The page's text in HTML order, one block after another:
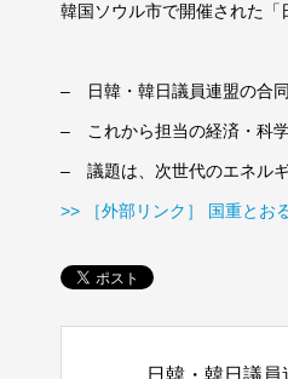
韓国ソウル市で開催された
– 日韓・韓日議員連盟の合同
– これから担当の経済・科学
– 議題は、次世代のエネルギ
>> ［外部リンク］ 国重とお
日韓・韓日議